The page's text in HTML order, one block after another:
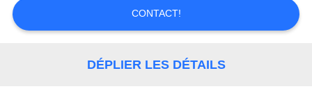
CONTACT!
DÉPLIER LES DÉTAILS